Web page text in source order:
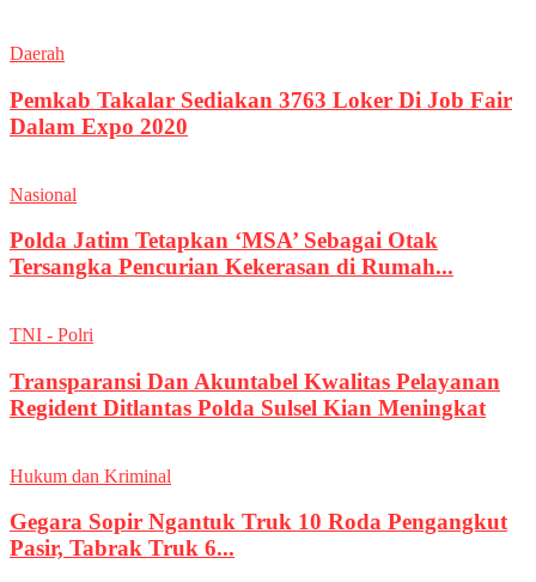
Daerah
Pemkab Takalar Sediakan 3763 Loker Di Job Fair
Dalam Expo 2020
Nasional
Polda Jatim Tetapkan ‘MSA’ Sebagai Otak
Tersangka Pencurian Kekerasan di Rumah...
TNI - Polri
Transparansi Dan Akuntabel Kwalitas Pelayanan
Regident Ditlantas Polda Sulsel Kian Meningkat
Hukum dan Kriminal
Gegara Sopir Ngantuk Truk 10 Roda Pengangkut
Pasir, Tabrak Truk 6...